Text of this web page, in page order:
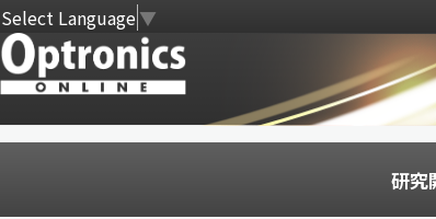
Select Language▼
研究